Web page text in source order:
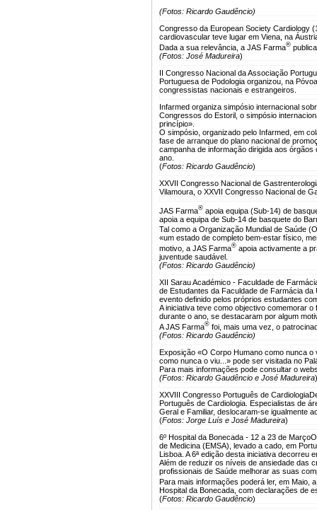
(Fotos: Ricardo Gaudêncio)
Congresso da European Society Cardiology
cardiovascular teve lugar em Viena, na
Dada a sua relevância, a JAS Farma®
(Fotos: José Madureira)
II Congresso Nacional da Associação
Portuguesa de Podologia organizou, na
congressistas nacionais e estrangeiros.
Infarmed organiza simpósio internacional
Congressos do Estoril, o simpósio
princípio».
O simpósio, organizado pelo Infarmed, em
fase de arranque do plano nacional de
campanha de informação dirigida aos
ano.
(Fotos: Ricardo Gaudêncio)
XXVII Congresso Nacional de
Vilamoura, o XXVII Congresso Nacional de
JAS Farma® apoia equipa (Sub-14) de
apoia a equipa de Sub-14 de basquete do
Tal como a Organização Mundial de Saúde
«um estado de completo bem-estar físico,
motivo, a JAS Farma® apoia activamente a
juventude saudável.
(Fotos: Ricardo Gaudêncio)
XII Sarau Académico - Faculdade de
de Estudantes da Faculdade de Farmácia
evento definido pelos próprios estudantes
A iniciativa teve como objectivo comemorar
durante o ano, se destacaram por algum
A JAS Farma® foi, mais uma vez, o
(Fotos: Ricardo Gaudêncio)
Exposição «O Corpo Humano como nunca o
como nunca o viu...» pode ser visitada no
Para mais informações pode consultar o
(Fotos: Ricardo Gaudêncio e José Madureira)
XXVIII Congresso Português de Cardiologia
Português de Cardiologia. Especialistas de
Geral e Familiar, deslocaram-se igualmente
(Fotos: Jorge Luís e José Madureira)
6º Hospital da Bonecada - 12 a 23 de Março
de Medicina (EMSA), levado a cado, em
Lisboa. A 6ª edição desta iniciativa decorreu
Além de reduzir os níveis de ansiedade das
profissionais de Saúde melhorar as suas
Para mais informações poderá ler, em Maio,
Hospital da Bonecada, com declarações de
(Fotos: Ricardo Gaudêncio)